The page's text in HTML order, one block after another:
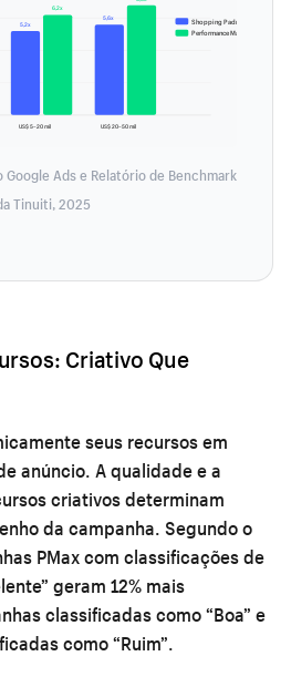
US$ 5–20 mil
5,2x
6,2x
US$ 20–50 mil
5,6x
Shopping Padrão
Performance Max
Ads e Relatório de Benchmark
Tinuiti, 2025
Criativo Que
seus recursos em
anúncio. A qualidade e a
criativos determinam
da campanha. Segundo o
PMax com classificações de
geram 12% mais
classificadas como “Boa” e
como “Ruim”.